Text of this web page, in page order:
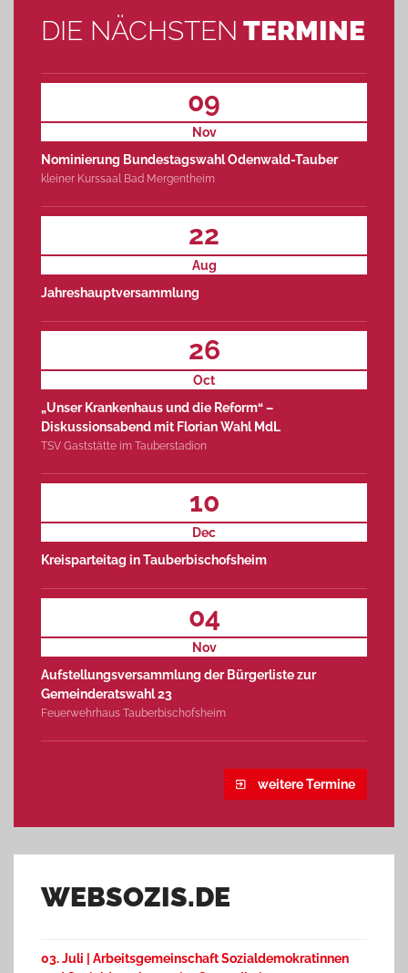
DIE NÄCHSTEN TERMINE
09
Nov
Nominierung Bundestagswahl Odenwald-Tauber
kleiner Kurssaal Bad Mergentheim
22
Aug
Jahreshauptversammlung
26
Oct
„Unser Krankenhaus und die Reform“ –
Diskussionsabend mit Florian Wahl MdL
TSV Gaststätte im Tauberstadion
10
Dec
Kreisparteitag in Tauberbischofsheim
04
Nov
Aufstellungsversammlung der Bürgerliste zur
Gemeinderatswahl 23
Feuerwehrhaus Tauberbischofsheim
weitere Termine
WEBSOZIS.DE
03. Juli | Arbeitsgemeinschaft Sozialdemokratinnen